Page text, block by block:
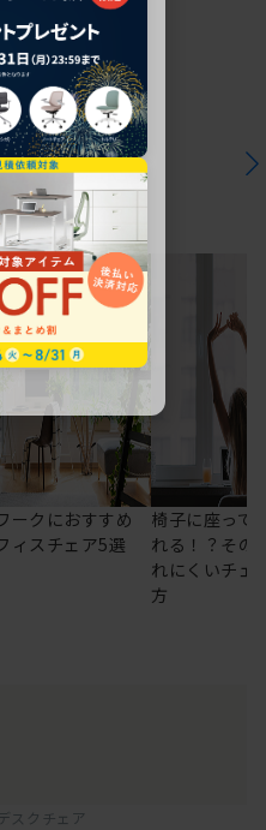
ークにおすすめ
ィスチェア5選
椅子に座って
れる！？その
れにくいチェ
方
スクチェア